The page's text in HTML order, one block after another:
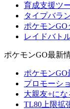
育成支援ツ
タイプバラ
ポケモン
レイドバト
ポケモンGO最新
ポケモンGO
プロモーシ
大親友+に
TL80上限拡